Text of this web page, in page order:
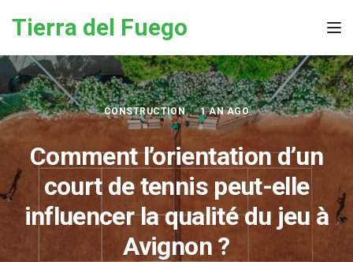
Tierra del Fuego
CONSTRUCTION 1 AN AGO
Comment l’orientation d’un
court de tennis peut-elle
influencer la qualité du jeu à
Avignon ?